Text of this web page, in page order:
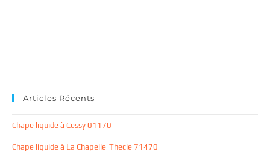
Articles Récents
Chape liquide à Cessy 01170
Chape liquide à La Chapelle-Thecle 71470